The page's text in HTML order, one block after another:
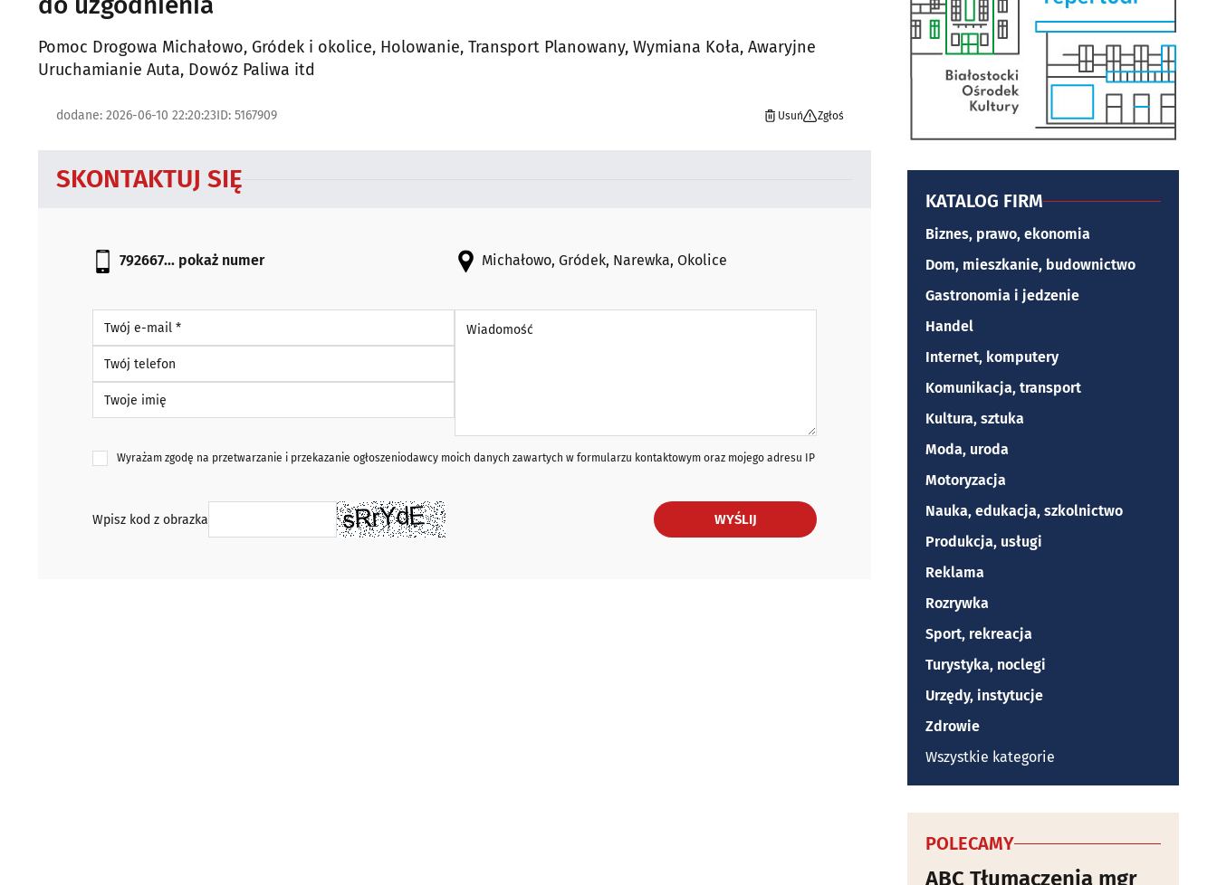
Pomoc Drogowa Michałowo, Gródek i okolice, Holowanie, Transport Planowany, Wymiana Koła, Awaryjne
Uruchamianie Auta, Dowóz Paliwa itd
dodane: 2026-06-10 22:20:23ID: 5167909 Usuń Zgłoś
SKONTAKTUJ SIĘ
792667... pokaż numer Michałowo, Gródek, Narewka, Okolice
Wyrażam zgodę na przetwarzanie i przekazanie ogłoszeniodawcy moich danych zawartych w formularzu kontaktowym oraz mojego adresu IP
Wpisz kod z obrazka WYŚLIJ
KATALOG FIRM
Biznes, prawo, ekonomia
Dom, mieszkanie, budownictwo
Gastronomia i jedzenie
Handel
Internet, komputery
Komunikacja, transport
Kultura, sztuka
Moda, uroda
Motoryzacja
Nauka, edukacja, szkolnictwo
Produkcja, usługi
Reklama
Rozrywka
Sport, rekreacja
Turystyka, noclegi
Urzędy, instytucje
Zdrowie
Wszystkie kategorie
POLECAMY
ABC Tłumaczenia mgr